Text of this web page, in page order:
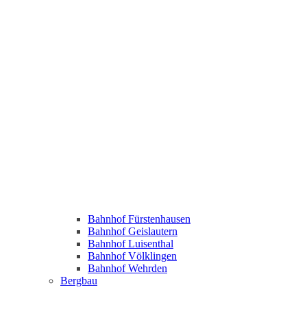
Bahnhof Fürstenhausen
Bahnhof Geislautern
Bahnhof Luisenthal
Bahnhof Völklingen
Bahnhof Wehrden
Bergbau